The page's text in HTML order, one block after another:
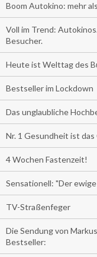
Boom Autokino: mehr
Voll im Trend:
Besucher.
Heute ist Welttag des
Bestseller im Lockdown
Das unglaubliche
Nr. 1 Gesundheit ist
4 Wochen Fastenzeit!
Sensationell: "Der
TV-Straßenfeger
Die Sendung von
Bestseller: